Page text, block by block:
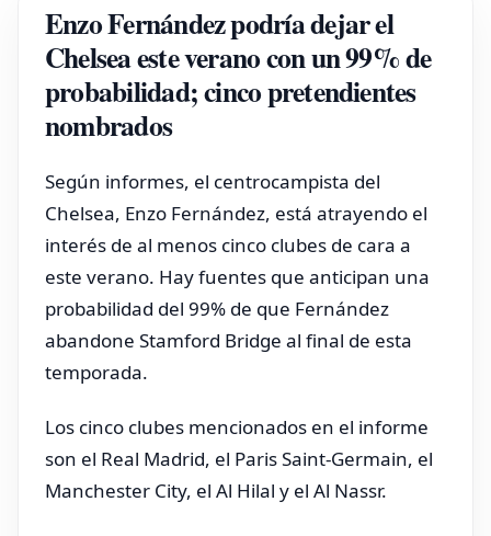
Enzo Fernández podría dejar el
Chelsea este verano con un 99% de
probabilidad; cinco pretendientes
nombrados
Según informes, el centrocampista del
Chelsea, Enzo Fernández, está atrayendo el
interés de al menos cinco clubes de cara a
este verano. Hay fuentes que anticipan una
probabilidad del 99% de que Fernández
abandone Stamford Bridge al final de esta
temporada.
Los cinco clubes mencionados en el informe
son el Real Madrid, el Paris Saint-Germain, el
Manchester City, el Al Hilal y el Al Nassr.